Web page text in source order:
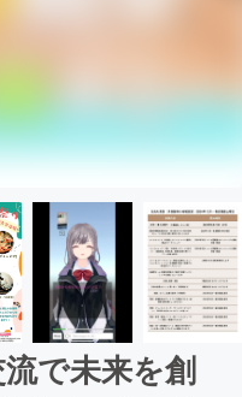
で未来を創